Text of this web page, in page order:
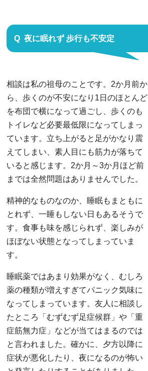
夜に眠れず 歩行も不安定
相談は私の祖母のことです。2か月前か
ら、歩くのが不安になり1日のほとんど
を布団で横になって過ごし、歩くのも
トイレなど必要最低限になってしまっ
ています。立ち上がると足がかなり震
えてしまい、素人目にも筋力が落ちて
いると感じます。2か月～3か月ほど前
までは全然問題はありませんでした。
精神的なものなのか、睡眠もまともに
とれず、一睡もしない日もあるそうで
す。食事も味を感じられず、楽しみが
ほぼない状態となってしまっていま
す。
睡眠薬ではあまり効果がなく、むしろ
薬の種類が増えすぎてパニック気味に
なってしまっています。友人に相談し
たところ「むずむず足症候群」や「重
症筋無力症」などが当てはまるのでは
と言われました。確かに、夕方以降に
症状が悪化したり、夜になるのが怖い